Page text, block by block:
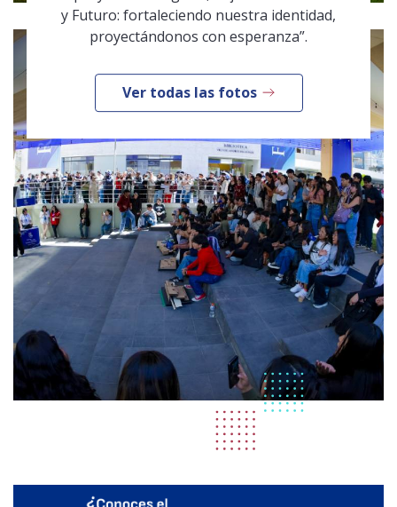
y Futuro: fortaleciendo nuestra identidad,
proyectándonos con esperanza”.
Ver todas las fotos